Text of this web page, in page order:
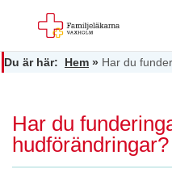
Du är här: Hem » Har du
Har du
hudförändringar?